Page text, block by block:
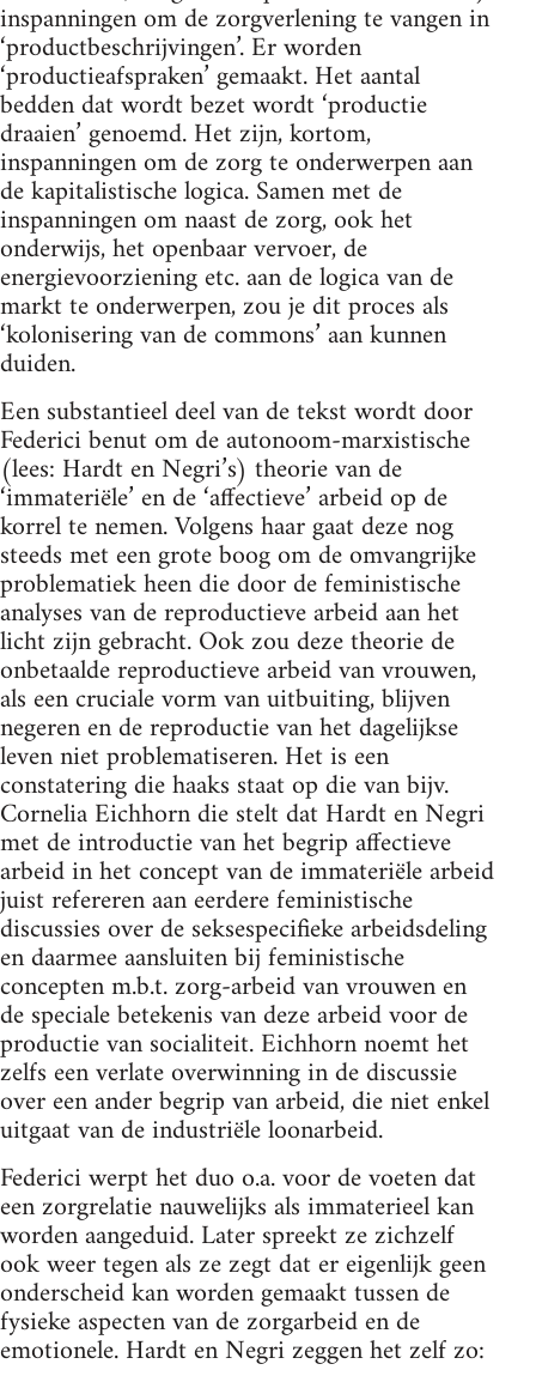
inspanningen om de zorgverlening te vangen in
‘productbeschrijvingen’. Er worden
‘productieafspraken’ gemaakt. Het aantal
bedden dat wordt bezet wordt ‘productie
draaien’ genoemd. Het zijn, kortom,
inspanningen om de zorg te onderwerpen aan
de kapitalistische logica. Samen met de
inspanningen om naast de zorg, ook het
onderwijs, het openbaar vervoer, de
energievoorziening etc. aan de logica van de
markt te onderwerpen, zou je dit proces als
‘kolonisering van de commons’ aan kunnen
duiden.
Een substantieel deel van de tekst wordt door
Federici benut om de autonoom-marxistische
(lees: Hardt en Negri’s) theorie van de
‘immateriële’ en de ‘affectieve’ arbeid op de
korrel te nemen. Volgens haar gaat deze nog
steeds met een grote boog om de omvangrijke
problematiek heen die door de feministische
analyses van de reproductieve arbeid aan het
licht zijn gebracht. Ook zou deze theorie de
onbetaalde reproductieve arbeid van vrouwen,
als een cruciale vorm van uitbuiting, blijven
negeren en de reproductie van het dagelijkse
leven niet problematiseren. Het is een
constatering die haaks staat op die van bijv.
Cornelia Eichhorn die stelt dat Hardt en Negri
met de introductie van het begrip affectieve
arbeid in het concept van de immateriële arbeid
juist refereren aan eerdere feministische
discussies over de seksespecifieke arbeidsdeling
en daarmee aansluiten bij feministische
concepten m.b.t. zorg-arbeid van vrouwen en
de speciale betekenis van deze arbeid voor de
productie van socialiteit. Eichhorn noemt het
zelfs een verlate overwinning in de discussie
over een ander begrip van arbeid, die niet enkel
uitgaat van de industriële loonarbeid.
Federici werpt het duo o.a. voor de voeten dat
een zorgrelatie nauwelijks als immaterieel kan
worden aangeduid. Later spreekt ze zichzelf
ook weer tegen als ze zegt dat er eigenlijk geen
onderscheid kan worden gemaakt tussen de
fysieke aspecten van de zorgarbeid en de
emotionele. Hardt en Negri zeggen het zelf zo: